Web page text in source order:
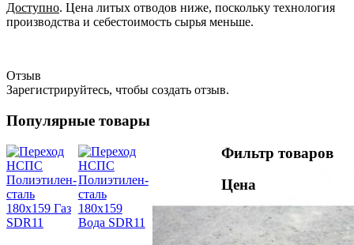
Доступно. Цена литых отводов ниже, поскольку технология
производства и себестоимость сырья меньше.
Отзыв
Зарегистрируйтесь, чтобы создать отзыв.
Популярные товары
Фильтр товаров
Цена